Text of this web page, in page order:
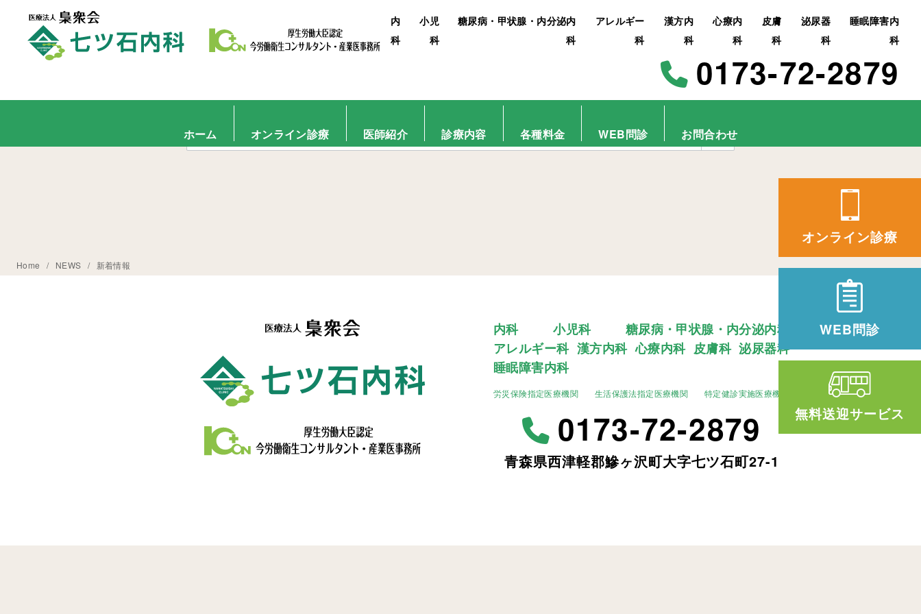
ン
内
科
小児
科
糖尿病・甲状腺・内分泌内
科
アレルギー
科
漢方内
科
心療内
科
皮膚
科
泌尿器
科
睡眠障害内
科
0173-72-2879
ホーム オンライン診療 医師紹介 診療内容 各種料金 WEB問診 お問合わせ
サイト内を検索する
オンライン診療
WEB問診
無料送迎サービス
Home NEWS 新着情報
内科 小児科
糖尿病・甲状腺・内分泌内科
アレルギー科 漢方内科 心療内科 皮膚科 泌尿器科
睡眠障害内科
労災保険指定医療機関 生活保護法指定医療機関 特定健診実施医療機関
0173-72-2879
青森県西津軽郡鰺ヶ沢町大字七ツ石町27-1